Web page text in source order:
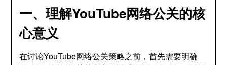
一、理解YouTube网络公关的核
心意义
在讨论YouTube网络公关策略之前，首先需要明确